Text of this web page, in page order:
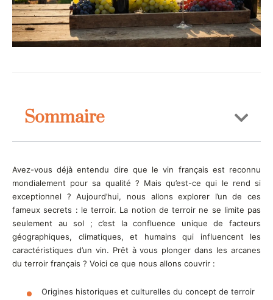
Sommaire
Avez-vous déjà entendu dire que le vin français est reconnu
mondialement pour sa qualité ? Mais qu’est-ce qui le rend si
exceptionnel ? Aujourd’hui, nous allons explorer l’un de ces
fameux secrets : le terroir. La notion de terroir ne se limite pas
seulement au sol ; c’est la confluence unique de facteurs
géographiques, climatiques, et humains qui influencent les
caractéristiques d’un vin. Prêt à vous plonger dans les arcanes
du terroir français ? Voici ce que nous allons couvrir :
Origines historiques et culturelles du concept de terroir